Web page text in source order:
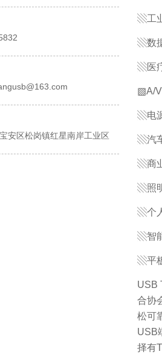
安区松岗镇红星南岸工业区
▧工
▧数
▧医
▧A/V
▧电
▧汽
▧商
▧照
▧个
▧智
▧平
USB
合协
松可
USB
择有